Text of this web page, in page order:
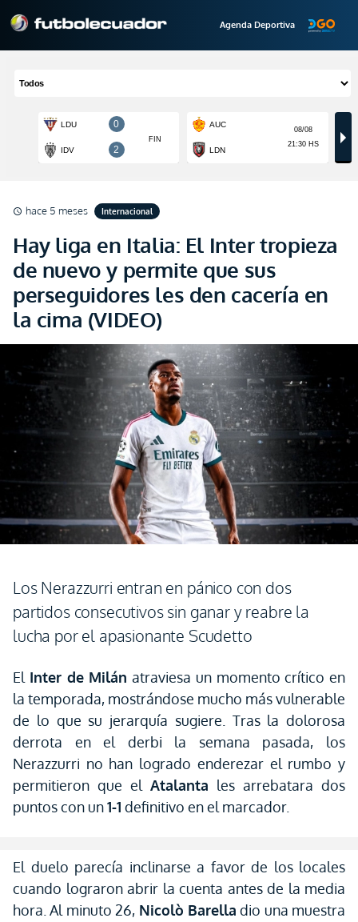
Agenda Deportiva
schedule hace 5 meses Internacional
Hay liga en Italia: El Inter tropieza
de nuevo y permite que sus
perseguidores les den cacería en
la cima (VIDEO)
Los Nerazzurri entran en pánico con dos
partidos consecutivos sin ganar y reabre la
lucha por el apasionante Scudetto
El Inter de Milán atraviesa un momento crítico en
la temporada, mostrándose mucho más vulnerable
de lo que su jerarquía sugiere. Tras la dolorosa
derrota en el derbi la semana pasada, los
Nerazzurri no han logrado enderezar el rumbo y
permitieron que el Atalanta les arrebatara dos
puntos con un1-1 definitivo en el marcador.
El duelo parecía inclinarse a favor de los locales
cuando lograron abrir la cuenta antes de la media
hora. Al minuto 26, Nicolò Barella dio una muestra